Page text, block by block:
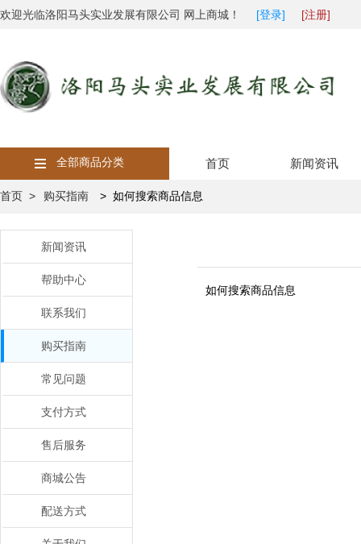
欢迎光临洛阳马头实业发展有限公司 网上商城！ [登录] [注册]
全部商品分类 首页 新闻资讯
首页 > 购买指南 > 如何搜索商品信息
新闻资讯
帮助中心
联系我们
购买指南
常见问题
支付方式
售后服务
商城公告
配送方式
如何搜索商品信息